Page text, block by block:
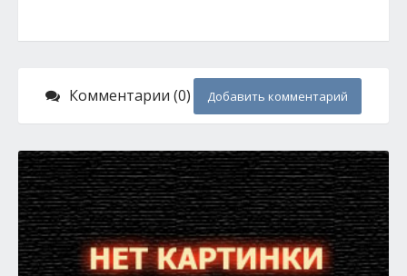
Комментарии (0) Добавить комментарий